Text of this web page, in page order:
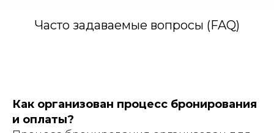
Часто задаваемые вопросы (FAQ)
Как организован процесс бронирования
и оплаты?